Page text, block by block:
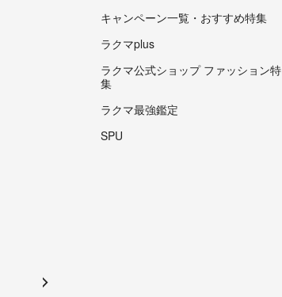
キャンペーン一覧・おすすめ特集
ラクマplus
ラクマ公式ショップ ファッション特
集
ラクマ最強鑑定
SPU